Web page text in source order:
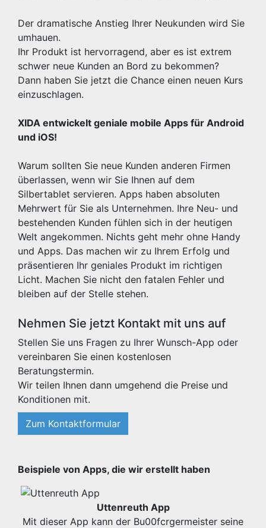
Der dramatische Anstieg Ihrer Neukunden wird Sie
umhauen.
Ihr Produkt ist hervorragend, aber es ist extrem
schwer neue Kunden an Bord zu bekommen?
Dann haben Sie jetzt die Chance einen neuen Kurs
einzuschlagen.
XIDA entwickelt geniale mobile Apps für Android
und iOS!
Warum sollten Sie neue Kunden anderen Firmen
überlassen, wenn wir Sie Ihnen auf dem
Silbertablet servieren. Apps haben absoluten
Mehrwert für Sie als Unternehmen. Ihre Neu- und
bestehenden Kunden fühlen sich in der heutigen
Welt angekommen. Nichts geht mehr ohne Handy
und Apps. Das machen wir zu Ihrem Erfolg und
präsentieren Ihr geniales Produkt im richtigen
Licht. Machen Sie nicht den fatalen Fehler und
bleiben auf der Stelle stehen.
Nehmen Sie jetzt Kontakt mit uns auf
Stellen Sie uns Fragen zu Ihrer Wunsch-App oder
vereinbaren Sie einen kostenlosen
Beratungstermin.
Wir teilen Ihnen dann umgehend die Preise und
Konditionen mit.
Zum Kontaktformular
Beispiele von Apps, die wir erstellt haben
Uttenreuth App
Mit dieser App kann der Bu00fcrgermeister seine